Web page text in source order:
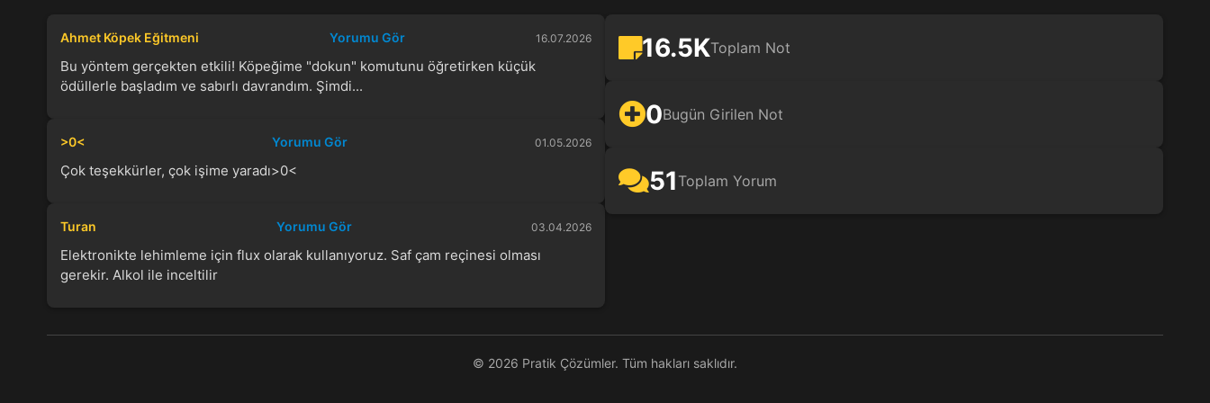
Ahmet Köpek Eğitmeni Yorumu Gör 16.07.2026
Bu yöntem gerçekten etkili! Köpeğime "dokun" komutunu öğretirken küçük
ödüllerle başladım ve sabırlı davrandım. Şimdi...
>0< Yorumu Gör 01.05.2026
Çok teşekkürler, çok işime yaradı>0<
Turan Yorumu Gör 03.04.2026
Elektronikte lehimleme için flux olarak kullanıyoruz. Saf çam reçinesi olması
gerekir. Alkol ile inceltilir
16.5KToplam Not
0Bugün Girilen Not
51 Toplam Yorum
© 2026 Pratik Çözümler. Tüm hakları saklıdır.